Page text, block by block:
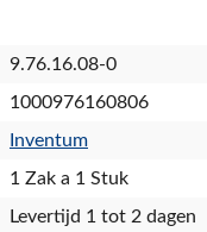
9.76.16.08-0
1000976160806
Inventum
1 Zak a 1 Stuk
Levertijd 1 tot 2 dagen